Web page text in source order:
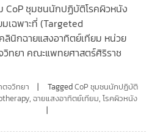
CoP ชุมชนนักปฏิบัติโรคผิวหนัง
เฉพาะที่ (Targeted
นิกฉายแสงอาทิตย์เทียม หน่วย
ทยา คณะแพทยศาสตร์ศิริราช
จวิทยา TaggedCoP ชุมชนนักปฏิบัติ
, ฉายแสงอาทิตย์เทียม, โรคผิวหนัง